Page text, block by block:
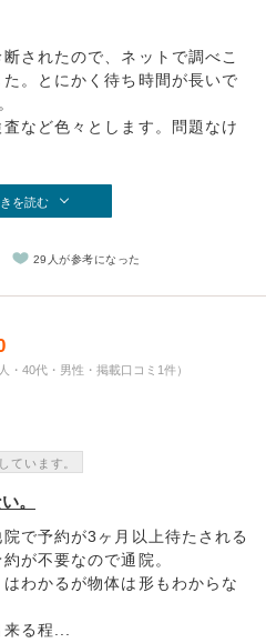
されたので、ネットで調べこ
。とにかく待ち時間が長いで
など色々とします。問題なけ
を読む
29人が参考になった
・40代・男性・掲載口コミ1件）
ています。
。
で予約が3ヶ月以上待たされる
が不要なので通院。
わかるが物体は形もわからな
る程...